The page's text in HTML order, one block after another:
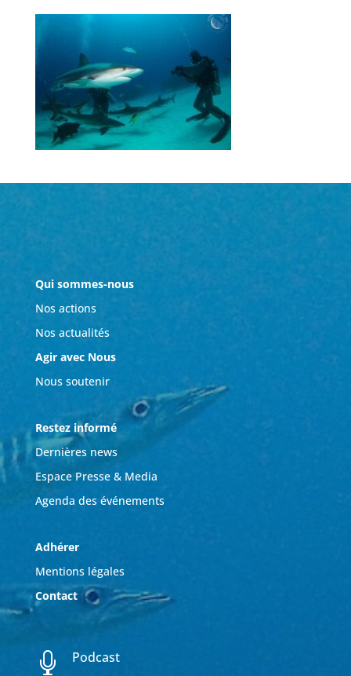
Qui sommes-nous
Nos actions
Nos actualités
Agir avec Nous
Nous soutenir
Restez informé
Dernières news
Espace Presse & Media
Agenda des événements
Adhérer
Mentions légales
Contact
 Podcast